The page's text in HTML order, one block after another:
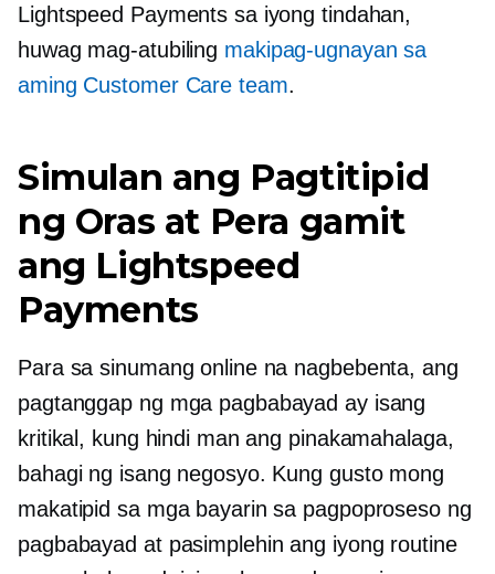
Lightspeed Payments sa iyong tindahan,
huwag mag-atubiling makipag-ugnayan sa
aming Customer Care team.
Simulan ang Pagtitipid
ng Oras at Pera gamit
ang Lightspeed
Payments
Para sa sinumang online na nagbebenta, ang
pagtanggap ng mga pagbabayad ay isang
kritikal, kung hindi man ang pinakamahalaga,
bahagi ng isang negosyo. Kung gusto mong
makatipid sa mga bayarin sa pagpoproseso ng
pagbabayad at pasimplehin ang iyong routine